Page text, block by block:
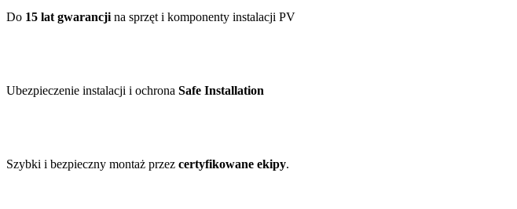
Do 15 lat gwarancji na sprzęt i komponenty instalacji PV
Ubezpieczenie instalacji i ochrona Safe Installation
Szybki i bezpieczny montaż przez certyfikowane ekipy.